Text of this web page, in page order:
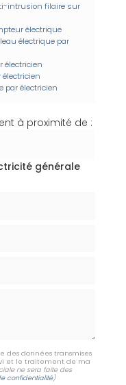
intrusion filaire sur
électrique
électrique par
électricien
par électricien
à proximité de :
générale
des données transmises
et le traitement de ma
ne sera faite des
confidentialité)